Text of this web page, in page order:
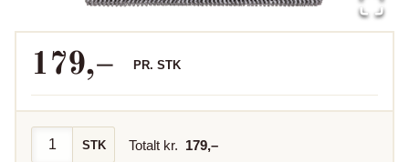
179,– PR. STK
STK Totalt kr. 179,–